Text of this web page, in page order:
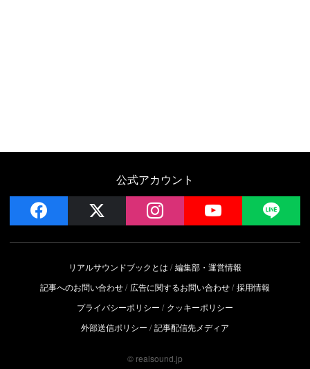
公式アカウント
facebook instagram YouTube
リアルサウンドブックとは
編集部・運営情報
記事へのお問い合わせ
広告に関するお問い合わせ 採用情報
プライバシーポリシー
クッキーポリシー
外部送信ポリシー
記事配信先メディア
© realsound.jp